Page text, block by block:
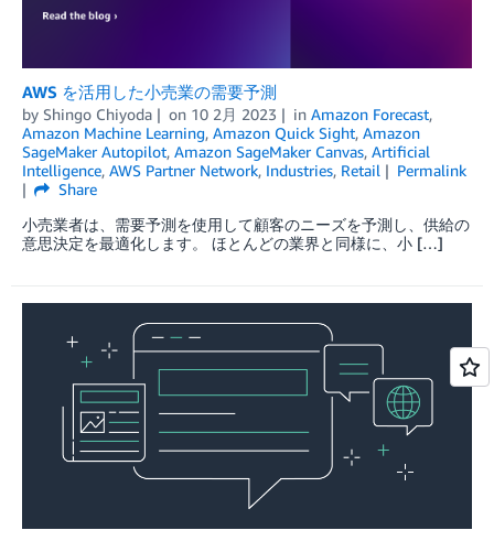
AWS を活用した小売業の需要予測
by Shingo Chiyoda on 10 2月 2023 in Amazon Forecast,
Amazon Machine Learning, Amazon Quick Sight, Amazon
SageMaker Autopilot, Amazon SageMaker Canvas, Artificial
Intelligence, AWS Partner Network, Industries, Retail
Permalink
Share
小売業者は、需要予測を使用して顧客のニーズを予測し、供給の
意思決定を最適化します。 ほとんどの業界と同様に、小 […]